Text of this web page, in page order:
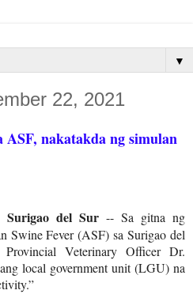
▼
22, 2021
nakatakda ng simulan
Surigao del Sur -- Sa gitna ng
Swine Fever (ASF) sa Surigao del
Veterinary Officer Dr.
local government unit (LGU) na